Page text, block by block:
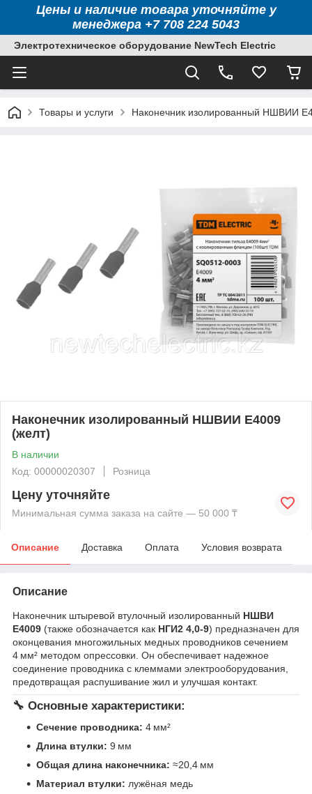
Цены и наличие товара уточняйте у
менеджера +7 708 224 5043
Электротехническое оборудование NewTech Electric
Товары и услуги Наконечник изолированный НШВИИ
Наконечник изолированный НШВИИ Е4009
(желт)
В наличии
Код: 00000020307
Розница
Цену уточняйте
Минимальная сумма заказа на сайте — 50 000 ₸
Описание Доставка Оплата Условия возврата
Описание
Наконечник штыревой втулочный изолированный НШВИ
E4009 (также обозначается как НГИ2 4,0-9) предназначен для
оконцевания многожильных медных проводников сечением
4 мм² методом опрессовки. Он обеспечивает надежное
соединение проводника с клеммами электрооборудования,
предотвращая распушивание жил и улучшая контакт.
🔧 Основные характеристики:
Сечение проводника: 4 мм²
Длина втулки: 9 мм
Общая длина наконечника: ≈20,4 мм
Материал втулки: лужёная медь